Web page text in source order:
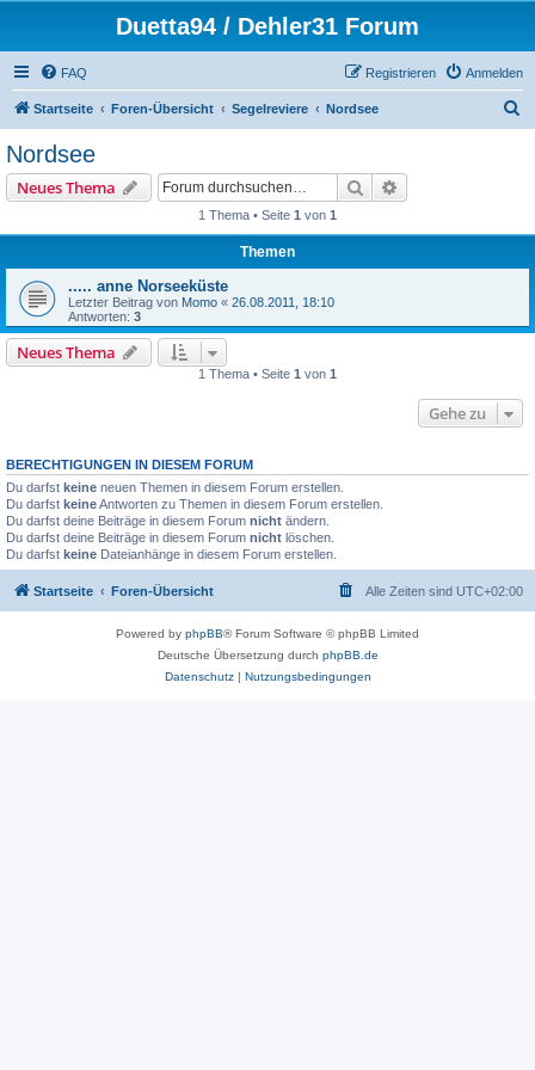
Duetta94 / Dehler31 Forum
FAQ Anmelden
Registrieren
Startseite Foren-Übersicht Segelreviere Nordsee
Nordsee
Neues Thema Suche
1 Thema • Seite 1 von 1
Themen
..... anne Norseeküste
Letzter Beitrag von Momo « 26.08.2011, 18:10
Antworten: 3
Neues Thema
1 Thema • Seite 1 von 1
Gehe zu
BERECHTIGUNGEN IN DIESEM FORUM
Du darfst keine neuen Themen in diesem Forum erstellen.
Du darfst keineAntworten zu Themen in diesem Forum erstellen.
Du darfst deine Beiträge in diesem Forum nicht ändern.
Du darfst deine Beiträge in diesem Forum nicht löschen.
Du darfst keine Dateianhänge in diesem Forum erstellen.
Startseite Foren-Übersicht Alle Zeiten sind UTC+02:00
Powered by phpBB® Forum Software © phpBB Limited
Deutsche Übersetzung durch phpBB.de
Datenschutz| Nutzungsbedingungen